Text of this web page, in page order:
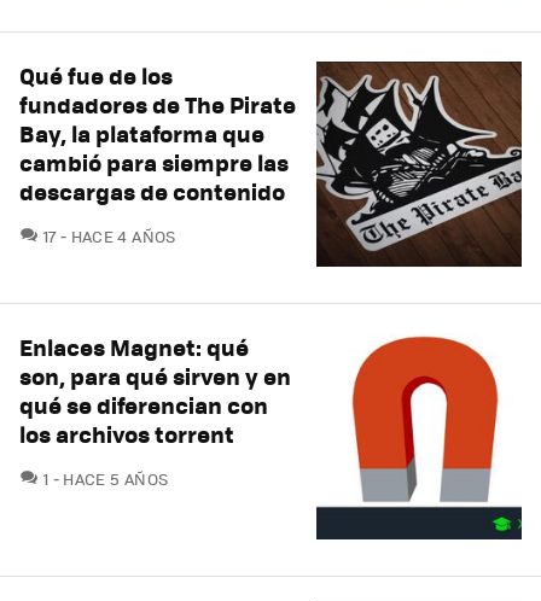
Qué fue de los
fundadores de The Pirate
Bay, la plataforma que
cambió para siempre las
descargas de contenido
17COMENTARIOS
HACE 4 AÑOS
Enlaces Magnet: qué
son, para qué sirven y en
qué se diferencian con
los archivos torrent
1 COMENTARIOS
HACE 5 AÑOS